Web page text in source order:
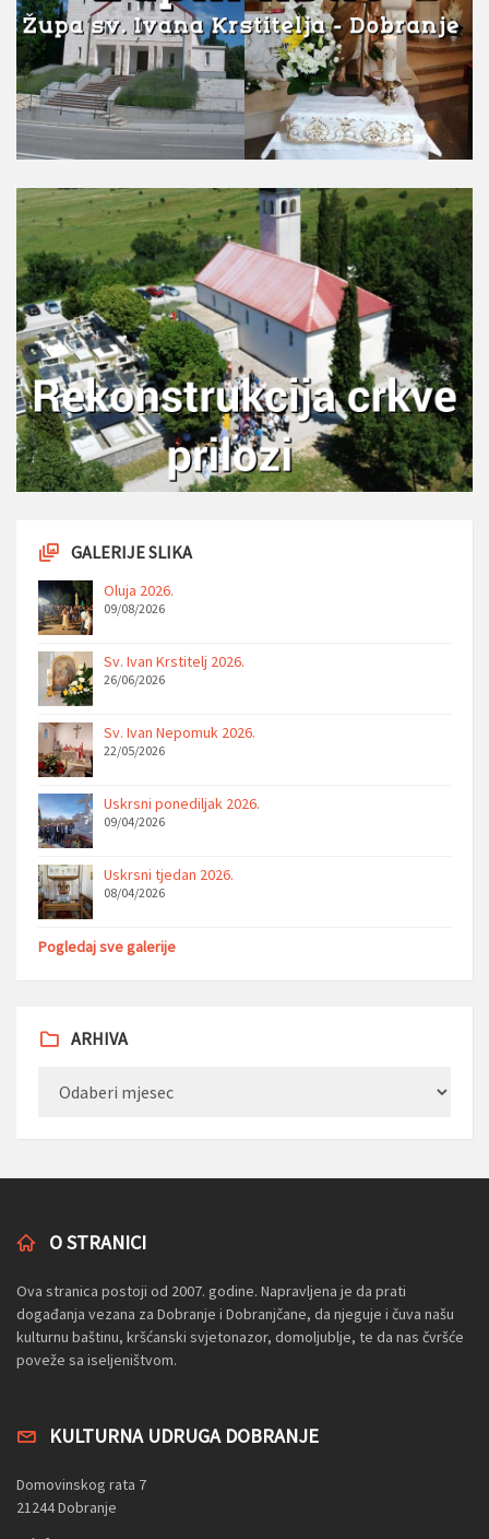
GALERIJE SLIKA
Oluja 2026.
09/08/2026
Sv. Ivan Krstitelj 2026.
26/06/2026
Sv. Ivan Nepomuk 2026.
22/05/2026
Uskrsni ponediljak 2026.
09/04/2026
Uskrsni tjedan 2026.
08/04/2026
Pogledaj sve galerije
ARHIVA
O STRANICI
Ova stranica postoji od 2007. godine. Napravljena je da prati
događanja vezana za Dobranje i Dobranjčane, da njeguje i čuva našu
kulturnu baštinu, kršćanski svjetonazor, domoljublje, te da nas čvršće
poveže sa iseljeništvom.
KULTURNA UDRUGA DOBRANJE
Domovinskog rata 7
21244 Dobranje